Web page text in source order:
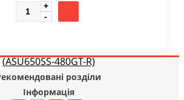
розділи
Інформація